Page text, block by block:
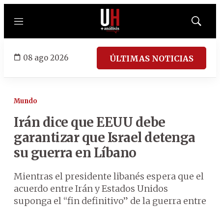
Menú
Mostrar
08 ago 2026 ÚLTIMAS NOTICIAS
Mundo
Irán dice que EEUU debe
garantizar que Israel detenga
su guerra en Líbano
Mientras el presidente libanés espera que el
acuerdo entre Irán y Estados Unidos
suponga el “fin definitivo” de la guerra entre